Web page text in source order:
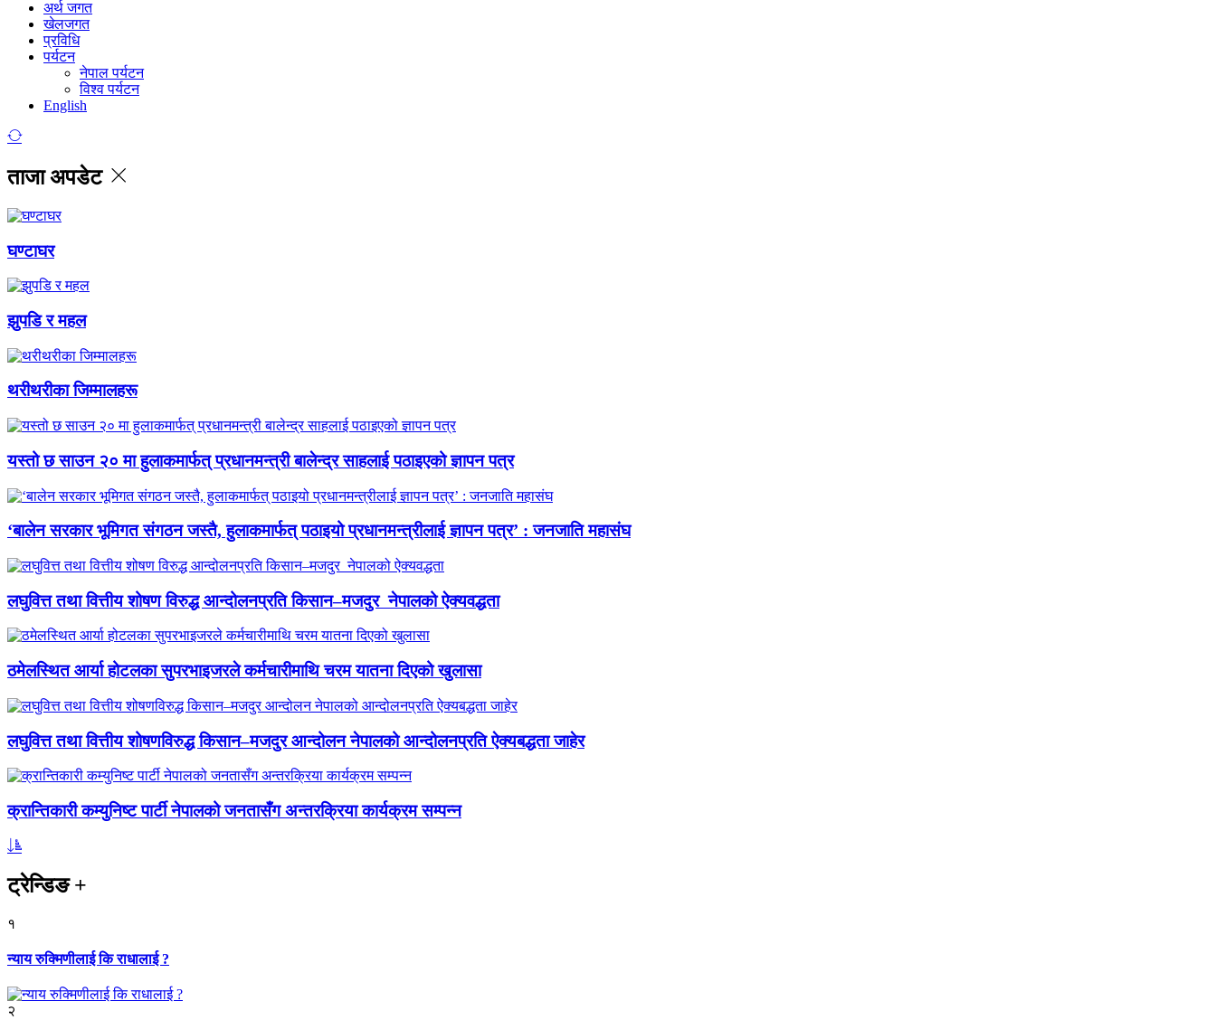
अर्थ जगत
खेलजगत
प्रविधि
पर्यटन
नेपाल पर्यटन
विश्व पर्यटन
English
ताजा अपडेट
घण्टाघर
झुपडि र महल
थरीथरीका जिम्मालहरू
यस्तो छ साउन २० मा हुलाकमार्फत् प्रधानमन्त्री बालेन्द्र साहलाई पठाइएको ज्ञापन पत्र
‘बालेन सरकार भूमिगत संगठन जस्तै, हुलाकमार्फत् पठाइयो प्रधानमन्त्रीलाई ज्ञापन पत्र’ : जनजाति महासंघ
लघुवित्त तथा वित्तीय शोषण विरुद्ध आन्दोलनप्रति किसान–मजदुर नेपालको ऐक्यवद्धता
ठमेलस्थित आर्या होटलका सुपरभाइजरले कर्मचारीमाथि चरम यातना दिएको खुलासा
लघुवित्त तथा वित्तीय शोषणविरुद्ध किसान–मजदुर आन्दोलन नेपालको आन्दोलनप्रति ऐक्यबद्धता जाहेर
क्रान्तिकारी कम्युनिष्ट पार्टी नेपालको जनतासँग अन्तरक्रिया कार्यक्रम सम्पन्न
ट्रेन्डिङ+
१
न्याय रुक्मिणीलाई कि राधालाई ?
२